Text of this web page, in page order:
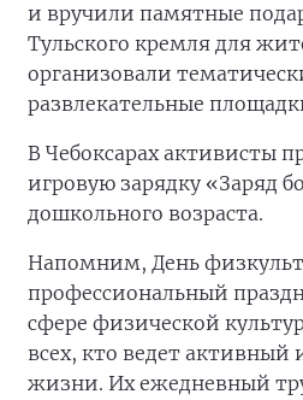
и вручили памятные
Тульского кремля для
организовали
развлекательные
В Чебоксарах активисты
игровую зарядку «Заряд
дошкольного возраста.
Напомним, День
профессиональный
сфере физической
всех, кто ведет активный
жизни. Их ежедневный